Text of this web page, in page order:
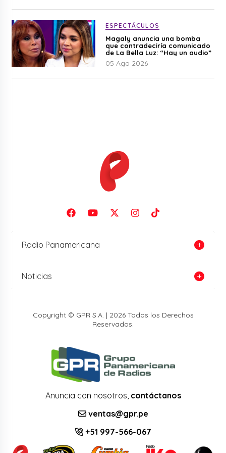
ESPECTÁCULOS
Magaly anuncia una bomba
que contradeciría comunicado
de La Bella Luz: “Hay un audio”
05 Ago 2026
Radio Panamericana
Noticias
Copyright © GPR S.A. | 2026 Todos los Derechos
Reservados.
Anuncia con nosotros, contáctanos
ventas@gpr.pe
+51 997-566-067